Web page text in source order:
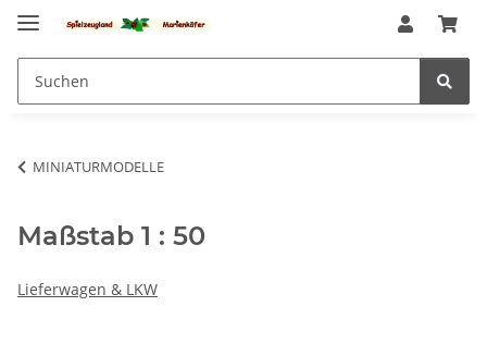
MINIATURMODELLE
Maßstab 1 : 50
Lieferwagen & LKW